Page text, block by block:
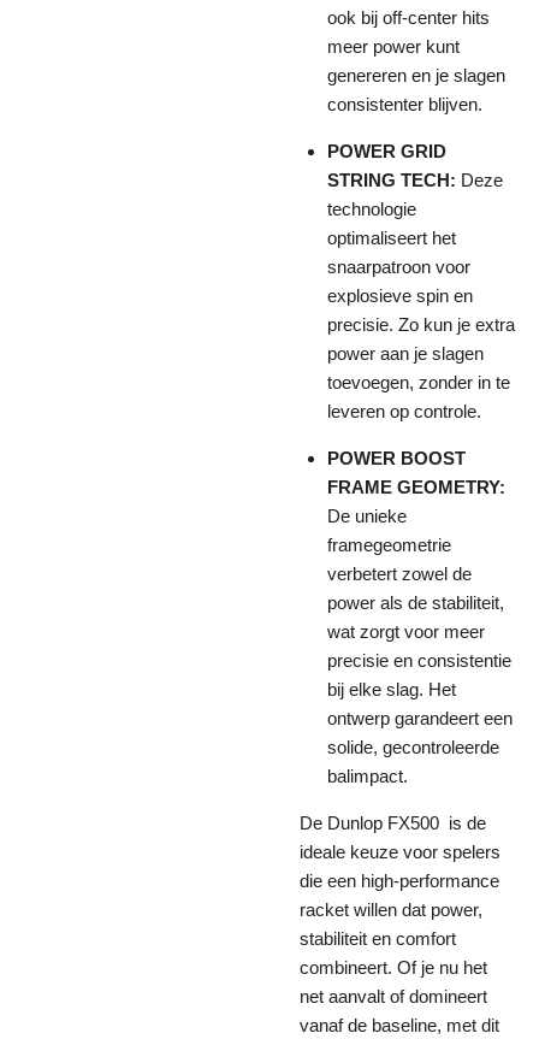
ook bij off-center hits
meer power kunt
genereren en je slagen
consistenter blijven.
POWER GRID
STRING TECH: Deze
technologie
optimaliseert het
snaarpatroon voor
explosieve spin en
precisie. Zo kun je extra
power aan je slagen
toevoegen, zonder in te
leveren op controle.
POWER BOOST
FRAME GEOMETRY:
De unieke
framegeometrie
verbetert zowel de
power als de stabiliteit,
wat zorgt voor meer
precisie en consistentie
bij elke slag. Het
ontwerp garandeert een
solide, gecontroleerde
balimpact.
De Dunlop FX500 is de
ideale keuze voor spelers
die een high-performance
racket willen dat power,
stabiliteit en comfort
combineert. Of je nu het
net aanvalt of domineert
vanaf de baseline, met dit